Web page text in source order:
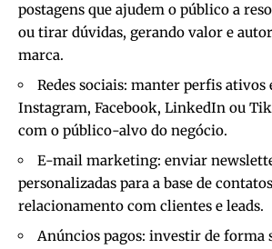
postagens que ajudem o público a
ou tirar dúvidas, gerando valor e
marca.
Redes sociais: manter perfis
Instagram, Facebook, LinkedIn ou
com o público-alvo do negócio.
E-mail marketing: enviar
personalizadas para a base de
relacionamento com clientes e leads.
Anúncios pagos: investir de forma